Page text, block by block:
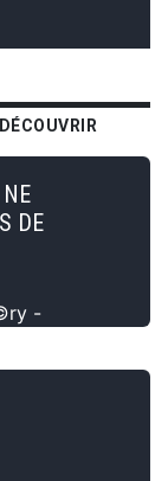
DE
-